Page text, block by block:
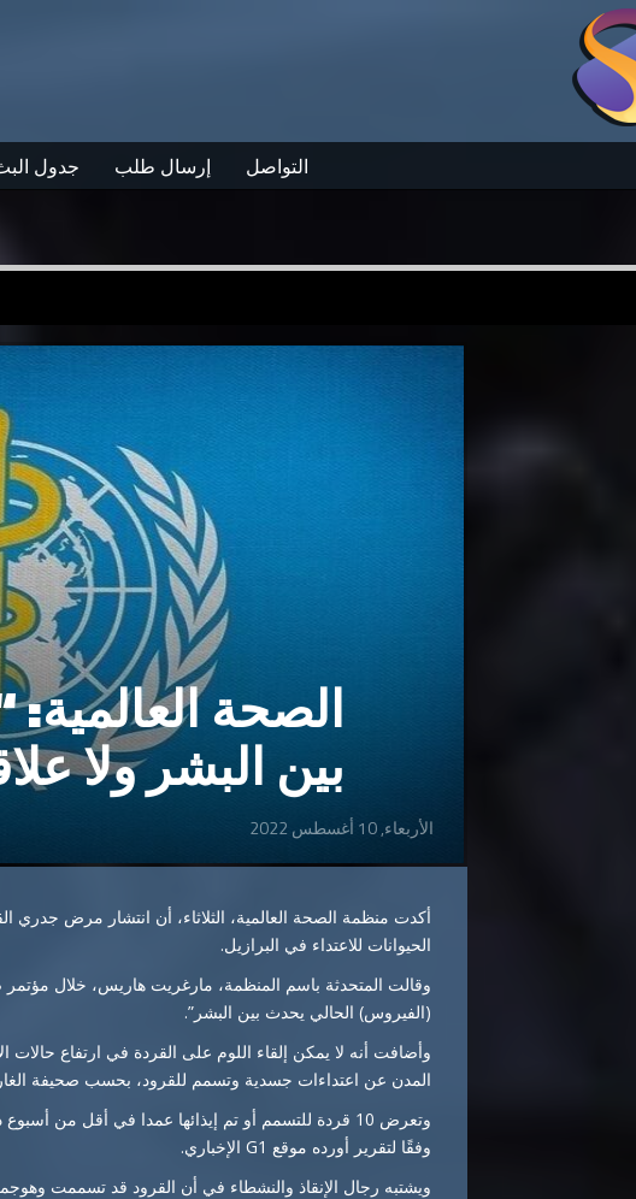
جدول إرسال طلب التواصل
الصحة
بين البشر ولا
الأربعاء, 10 أغسطس 2022
أكدت منظمة الصحة العالمية، الثلاثاء، أن انتشار مرض جدري
الحيوانات للاعتداء في البرازيل.
وقالت المتحدثة باسم المنظمة، مارغريت هاريس، خلال
(الفيروس) الحالي يحدث بين البشر”.
وأضافت أنه لا يمكن إلقاء اللوم على القردة في ارتفاع
المدن عن اعتداءات جسدية وتسمم للقرود، بحسب صحيفة
وتعرض 10 قردة للتسمم أو تم إيذائها عمدا في أقل من
وفقًا لتقرير أورده موقع G1 الإخباري.
ويشتبه رجال الإنقاذ والنشطاء في أن القرود قد تسممت